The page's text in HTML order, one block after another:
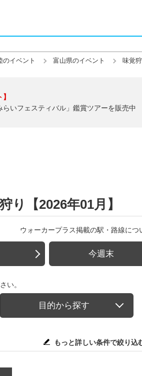
のイベント 富山県のイベント 味覚
いフェスティバル」鑑賞ツアーを販売中
り【2026年01月】
ウォーカープラス掲載の駅・路線につ
今週末
い。
目的から探す
もっと詳しい条件で絞り込